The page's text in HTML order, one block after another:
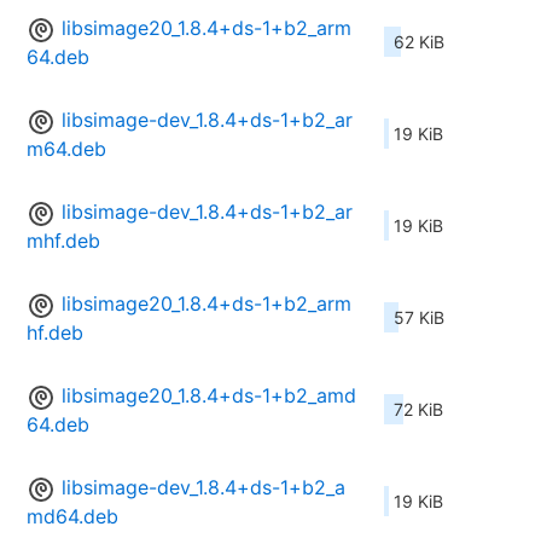
libsimage20_1.8.4+ds-1+b2_arm
64.deb
62 KiB
libsimage-dev_1.8.4+ds-1+b2_ar
m64.deb
19 KiB
libsimage-dev_1.8.4+ds-1+b2_ar
mhf.deb
19 KiB
libsimage20_1.8.4+ds-1+b2_arm
hf.deb
57 KiB
libsimage20_1.8.4+ds-1+b2_amd
64.deb
72 KiB
libsimage-dev_1.8.4+ds-1+b2_a
md64.deb
19 KiB